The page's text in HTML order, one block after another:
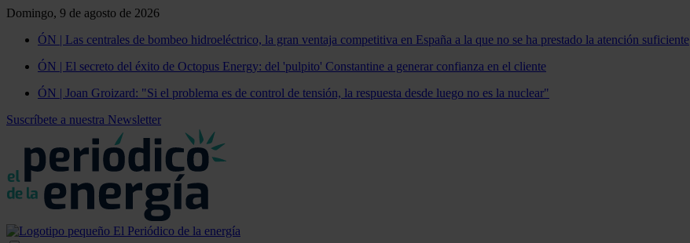
Domingo, 9 de agosto de 2026
ÓN | Las centrales de bombeo hidroeléctrico, la gran ventaja competitiva en España a la que no se ha prestado la atención suficiente
ÓN | El secreto del éxito de Octopus Energy: del 'pulpito' Constantine a generar confianza en el cliente
ÓN | Joan Groizard: "Si el problema es de control de tensión, la respuesta desde luego no es la nuclear"
Suscríbete a nuestra Newsletter